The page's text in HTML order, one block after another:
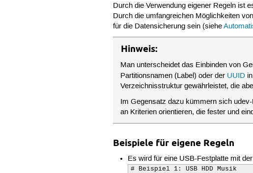
Durch die Verwendung eigener Regeln ist
Durch die umfangreichen Möglichkeiten
für die Datensicherung sein (siehe
Hinweis:
Man unterscheidet das Einbinden von
Partitionsnamen (Label) oder der UUID
Verzeichnisstruktur gewährleistet, die
Im Gegensatz dazu kümmern sich
an Kriterien orientieren, die fester und
Beispiele für eigene Regeln
Es wird für eine USB-Festplatte mit
# Beispiel 1: USB HDD Musik